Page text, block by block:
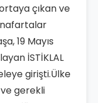
çıkan ve
19 Mayıs
İSTİKLAL
girişti.Ülke
gerekli